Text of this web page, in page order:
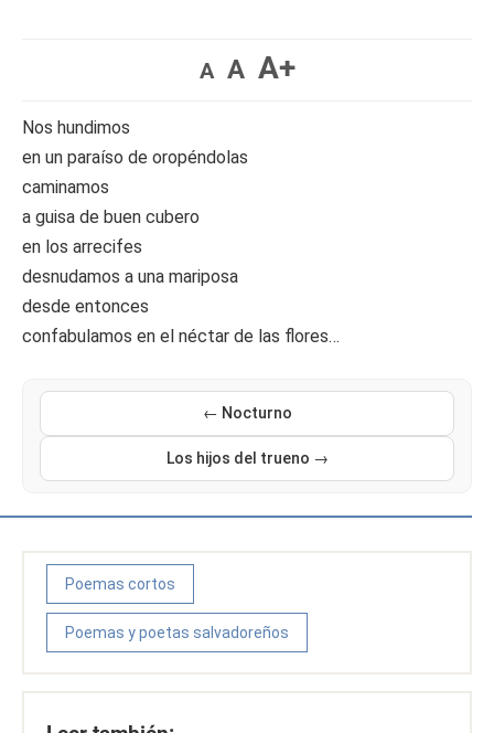
A A A+
Nos hundimos
en un paraíso de oropéndolas
caminamos
a guisa de buen cubero
en los arrecifes
desnudamos a una mariposa
desde entonces
confabulamos en el néctar de las flores…
← Nocturno
Los hijos del trueno →
Poemas cortos
Poemas y poetas salvadoreños